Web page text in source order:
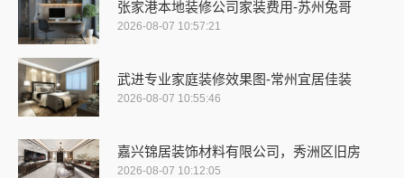
张家港本地装修公司家装费用-苏州兔哥
2026-08-07 10:57:21
武进专业家庭装修效果图-常州宜居佳装
2026-08-07 10:55:46
嘉兴锦居装饰材料有限公司，秀洲区旧房
2026-08-07 10:12:05